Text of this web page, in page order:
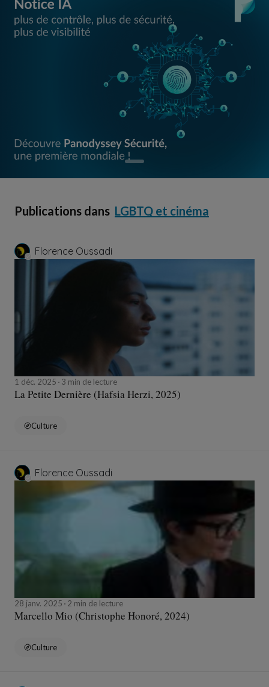
Publications dans LGBTQ et cinéma
Florence Oussadi
1 déc. 2025 3 min de lecture
La Petite Dernière (Hafsia Herzi, 2025)
Culture
Florence Oussadi
28 janv. 2025 2 min de lecture
Marcello Mio (Christophe Honoré, 2024)
Culture